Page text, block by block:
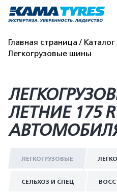
Главная страница Каталог
Легкогрузовые шины
ЛЕТНИЕ 175
ЛЕГКОГРУЗОВЫЕ
СЕЛЬХОЗ И СПЕЦ